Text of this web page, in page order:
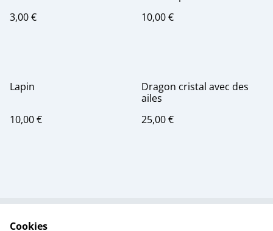
3,00 €
10,00 €
Lapin
10,00 €
Dragon cristal avec des
ailes
25,00 €
Cookies